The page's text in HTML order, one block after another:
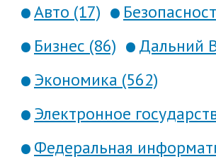
Авто (17)
Бизнес (86)
Дальний
Экономика (562)
Электронное
Федеральная